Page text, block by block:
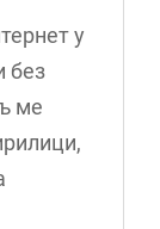
у
без
ме